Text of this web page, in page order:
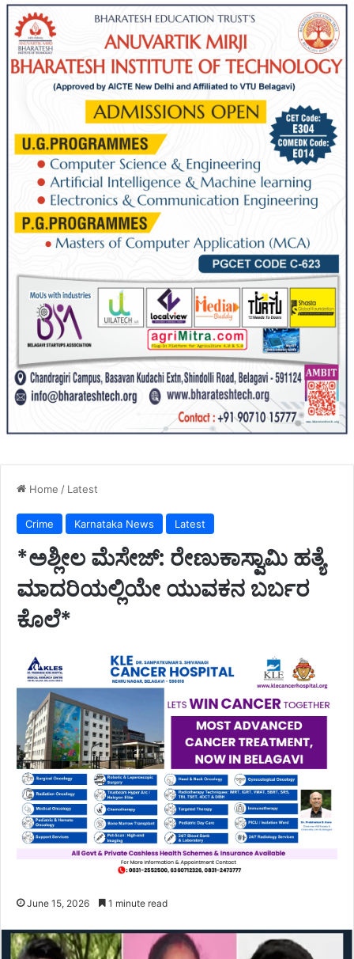
Home / Latest
Crime Karnataka News Latest
*ಅಶ್ಲೀಲ ಮೆಸೇಜ್: ರೇಣುಕಾಸ್ವಾಮಿ ಹತ್ಯೆ
ಮಾದರಿಯಲ್ಲಿಯೇ ಯುವಕನ ಬರ್ಬರ
ಕೊಲೆ*
June 15, 2026 1 minute read